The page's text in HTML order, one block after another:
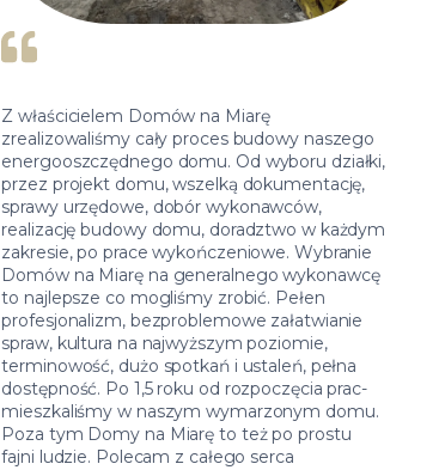
Z właścicielem Domów na Miarę
zrealizowaliśmy cały proces budowy naszego
energooszczędnego domu. Od wyboru działki,
przez projekt domu, wszelką dokumentację,
sprawy urzędowe, dobór wykonawców,
realizację budowy domu, doradztwo w każdym
zakresie, po prace wykończeniowe. Wybranie
Domów na Miarę na generalnego wykonawcę
to najlepsze co mogliśmy zrobić. Pełen
profesjonalizm, bezproblemowe załatwianie
spraw, kultura na najwyższym poziomie,
terminowość, dużo spotkań i ustaleń, pełna
dostępność. Po 1,5 roku od rozpoczęcia prac-
mieszkaliśmy w naszym wymarzonym domu.
Poza tym Domy na Miarę to też po prostu
fajni ludzie. Polecam z całego serca